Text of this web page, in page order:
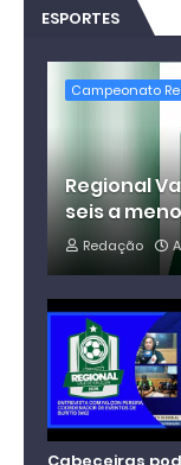
ESPORTES
Campeonato
Regional
seis a
Redação